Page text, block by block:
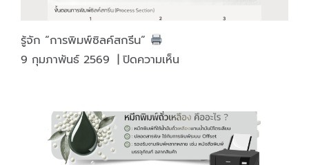
รู้จัก “การพิมพ์ซิลค์สกรีน”
9 กุมภาพันธ์ 2569 | ปิดความเห็นบน
พิมพ์
ซิลค์
สกรีน”